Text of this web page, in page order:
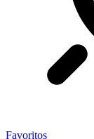
Favoritos